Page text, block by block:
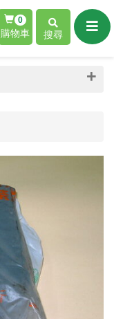
0
購物車 搜尋